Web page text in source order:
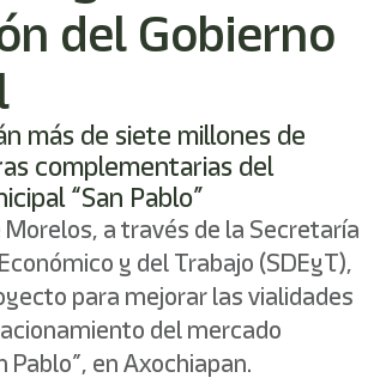
del Gobierno
más de siete millones de
complementarias del
“San Pablo”
Morelos, a través de la Secretaría
y del Trabajo (SDEyT),
para mejorar las vialidades
del mercado
Pablo”, en Axochiapan.